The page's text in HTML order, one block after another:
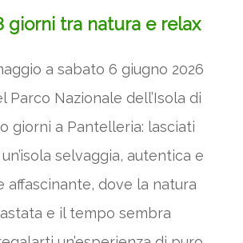
giorni tra natura e relax
a sabato 6 giugno 2026
Parco Nazionale dell’Isola di
giorni a Pantelleria: lasciati
selvaggia, autentica e
affascinante, dove la natura
e il tempo sembra